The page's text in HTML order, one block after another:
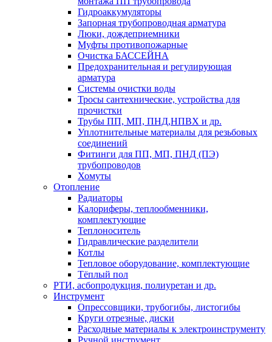
Гидроаккумуляторы
Запорная трубопроводная арматура
Люки, дождеприемники
Муфты противопожарные
Очистка БАССЕЙНА
Предохранительная и регулирующая
арматура
Системы очистки воды
Тросы сантехнические, устройства для
прочистки
Трубы ПП, МП, ПНД,НПВХ и др.
Уплотнительные материалы для резьбовых
соединений
Фитинги для ПП, МП, ПНД (ПЭ)
трубопроводов
Хомуты
Отопление
Радиаторы
Калориферы, теплообменники,
комплектующие
Теплоноситель
Гидравлические разделители
Котлы
Тепловое оборудование, комплектующие
Тёплый пол
РТИ, асбопродукция, полиуретан и др.
Инструмент
Опрессовщики, трубогибы, листогибы
Круги отрезные, диски
Расходные материалы к электроинструменту
Ручной инструмент